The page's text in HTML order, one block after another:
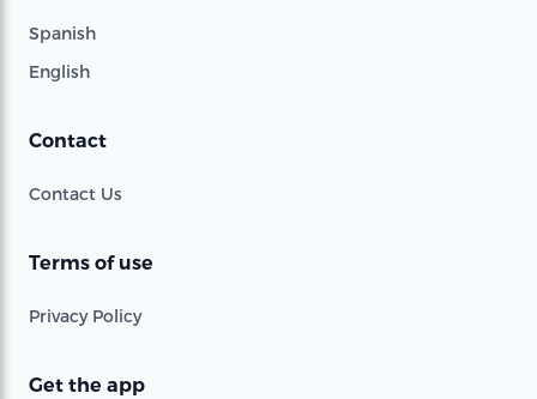
Spanish
English
Contact
Contact Us
Terms of use
Privacy Policy
Get the app